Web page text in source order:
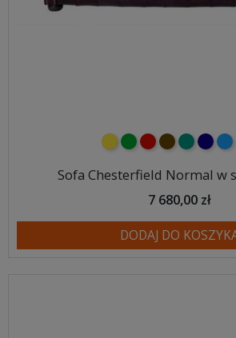
żółtyzielonyczerwony
czekoladowy
Sofa Chesterfield Normal w
7 680,00 zł
DODAJ DO